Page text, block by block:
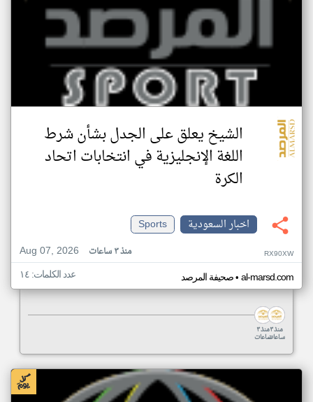
الشيخ يعلق على الجدل بشأن شرط
اللغة الإنجليزية في انتخابات اتحاد
الكرة
اخبار السعودية
Sports
Aug 07, 2026
منذ ٣ ساعات RX90XW
صحيفة المرصد• al-marsd.com عدد الكلمات: ١٤
منذ ٣
ساعات
منذ ٣
ساعات